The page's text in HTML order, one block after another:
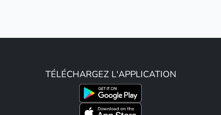
TÉLÉCHARGEZ L'APPLICATION